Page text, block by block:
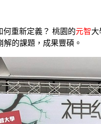
重新定義？ 桃園的元智
的課題，成果豐碩。